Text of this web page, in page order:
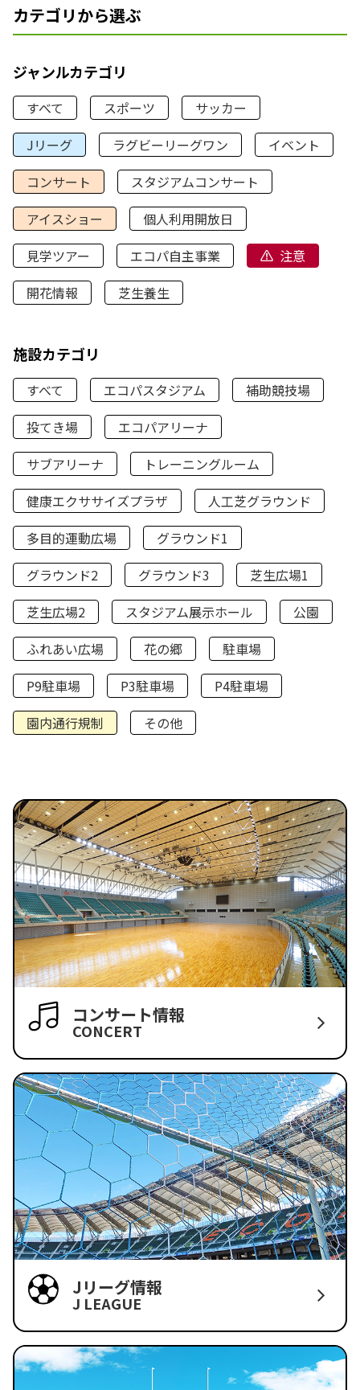
カテゴリから選ぶ
ジャンルカテゴリ
すべて スポーツ
サッカー
Jリーグ
ラグビーリーグワン
イベント
コンサート
スタジアムコンサート
アイスショー
個人利用開放日
見学ツアー
エコパ自主事業
注意
開花情報
芝生養生
施設カテゴリ
すべて エコパスタジアム
補助競技場
投てき場
エコパアリーナ
サブアリーナ
トレーニングルーム
健康エクササイズプラザ
人工芝グラウンド
多目的運動広場
グラウンド1
グラウンド2
グラウンド3
芝生広場1
芝生広場2
スタジアム展示ホール
公園
ふれあい広場
花の郷
駐車場
P9駐車場
P3駐車場
P4駐車場
園内通行規制
その他
コンサート情報
CONCERT
Jリーグ情報
J LEAGUE